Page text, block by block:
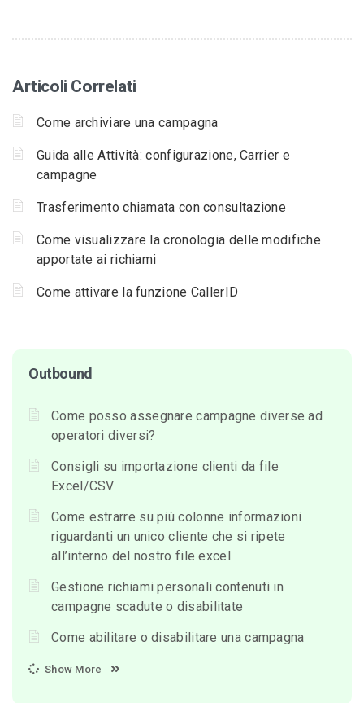
Articoli Correlati
Come archiviare una campagna
Guida alle Attività: configurazione, Carrier e
campagne
Trasferimento chiamata con consultazione
Come visualizzare la cronologia delle modifiche
apportate ai richiami
Come attivare la funzione CallerID
Outbound
Come posso assegnare campagne diverse ad
operatori diversi?
Consigli su importazione clienti da file
Excel/CSV
Come estrarre su più colonne informazioni
riguardanti un unico cliente che si ripete
all’interno del nostro file excel
Gestione richiami personali contenuti in
campagne scadute o disabilitate
Come abilitare o disabilitare una campagna
Show More